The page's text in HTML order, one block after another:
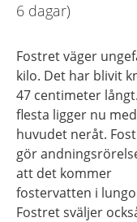
6 dagar)
Fostret väger
kilo. Det har blivit
47 centimeter
flesta ligger nu med
huvudet neråt.
gör
att det kommer
fostervatten i
Fostret sväljer